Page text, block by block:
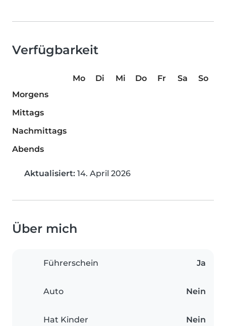
Verfügbarkeit
Mo Di Mi Do Fr Sa
So
Morgens
Mittags
Nachmittags
Abends
Aktualisiert: 14. April 2026
Über mich
Führerschein Ja
Auto Nein
Hat Kinder Nein